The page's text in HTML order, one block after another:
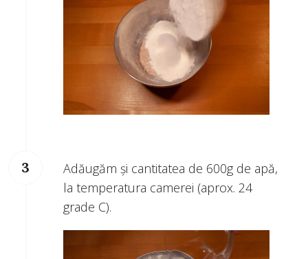
Adăugăm și cantitatea de 600g de apă,
la temperatura camerei (aprox. 24
grade C).